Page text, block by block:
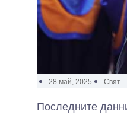
28 май, 2025 Свят
Последните